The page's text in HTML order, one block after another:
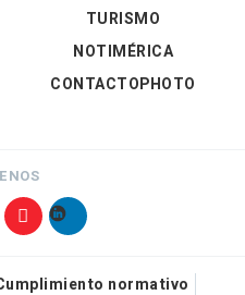
TURISMO
NOTIMÉRICA
CONTACTOPHOTO
normativo